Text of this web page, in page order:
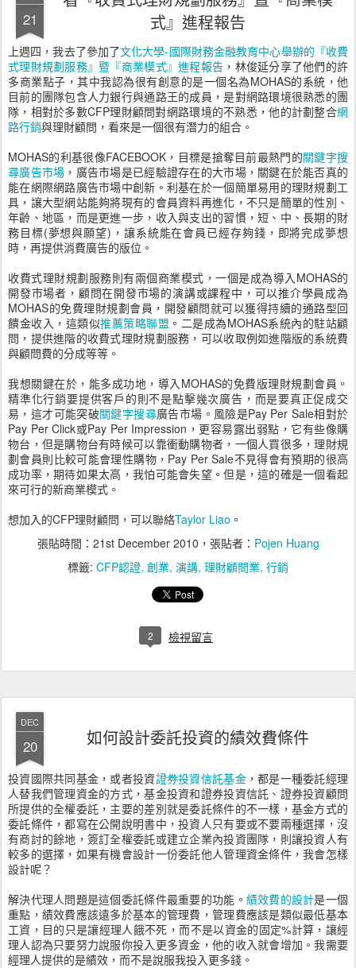
21
式』進程報告
上週四，我去了參加了文化大學-國際財務金融教育中心舉辦的『收費
式理財規劃服務』暨『商業模式』進程報告 ，林俊延分享了他們的許
多商業點子，其中我認為很有創意的是一個名為MOHAS的系統，他
目前的團隊包含人力銀行與通路王的成員，是對網路環境很熟悉的團
隊，相對於多數CFP理財顧問對網路環境的不熟悉，他的計劃整合網
路行銷與理財顧問，看來是一個很有潛力的組合。
MOHAS的利基很像FACEBOOK，目標是搶奪目前最熱門的關鍵字搜
尋廣告市場 ，廣告市場是已經驗證存在的大市場，關鍵在於能否真的
能在網際網路廣告市場中創新。利基在於一個簡單易用的理財規劃工
具，讓大型網站能夠將現有的會員資料再進化，不只是簡單的性別、
年齡、地區，而是更進一步，收入與支出的習慣，短、中、長期的財
務目標(夢想與願望)，讓系統能在會員已經存夠錢，即將完成夢想
時，再提供消費廣告的版位。
收費式理財規劃服務則有兩個商業模式，一個是成為導入MOHAS的
開發市場者，顧問在開發市場的演講或課程中，可以推介學員成為
MOHAS的免費理財規劃會員，開發顧問就可以獲得持續的通路型回
饋金收入，這類似推薦策略聯盟 。二是成為MOHAS系統內的駐站顧
問，提供進階的收費式理財規劃服務，可以收取例如進階版的系統費
與顧問費的分成等等。
我想關鍵在於，能多成功地，導入MOHAS的免費版理財規劃會員。
精準化行銷要提供客戶的則不是點擊幾次廣告，而是要真正促成交
易，這才可能突破關鍵字搜尋廣告市場。風險是Pay Per Sale相對於
Pay Per Click或Pay Per Impression，更容易露出弱點，它有些像購
物台，但是購物台有時候可以靠衝動購物者，一個人買很多，理財規
劃會員則比較可能會理性購物，Pay Per Sale不見得會有預期的很高
成功率，期待如果太高，我怕可能會失望。但是，這的確是一個看起
來可行的新商業模式。
想加入的CFP理財顧問，可以聯絡Taylor Liao 。
張貼時間： 21st December 2010 ，張貼者： Pojen Huang
標籤: CFP認證 創業 演講 理財顧問業 行銷
2 檢視留言
DEC
20 如何設計委託投資的績效費條件
投資國際共同基金，或者投資證券投資信託基金，都是一種委託經理
人替我們管理資金的方式，基金投資和證券投資信託、證券投資顧問
所提供的全權委託，主要的差別就是委託條件的不一樣，基金方式的
委託條件，都寫在公開說明書中，投資人只有要或不要兩種選擇，沒
有商討的餘地，簽訂全權委託或建立企業內投資團隊，則讓投資人有
較多的選擇，如果有機會設計一份委託他人管理資金條件，我會怎樣
設計呢？
解決代理人問題是這個委託條件最重要的功能。 績效費的設計是一個
重點，績效費應該遠多於基本的管理費，管理費應該是類似最低基本
工資，目的只是讓經理人餓不死，而不是以資金的固定%計算，讓經
理人認為只要努力說服你投入更多資金，他的收入就會增加。我需要
經理人提供的是績效，而不是說服我投入更多錢。